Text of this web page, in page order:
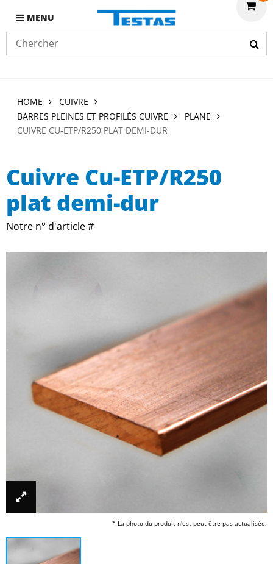
MENU
HOME
CUIVRE
BARRES PLEINES ET PROFILÉS CUIVRE
PLANE
CUIVRE CU-ETP/R250 PLAT DEMI-DUR
Cuivre Cu-ETP/R250
plat demi-dur
Notre n° d'article #
* La photo du produit n'est peut-être pas actualisée.